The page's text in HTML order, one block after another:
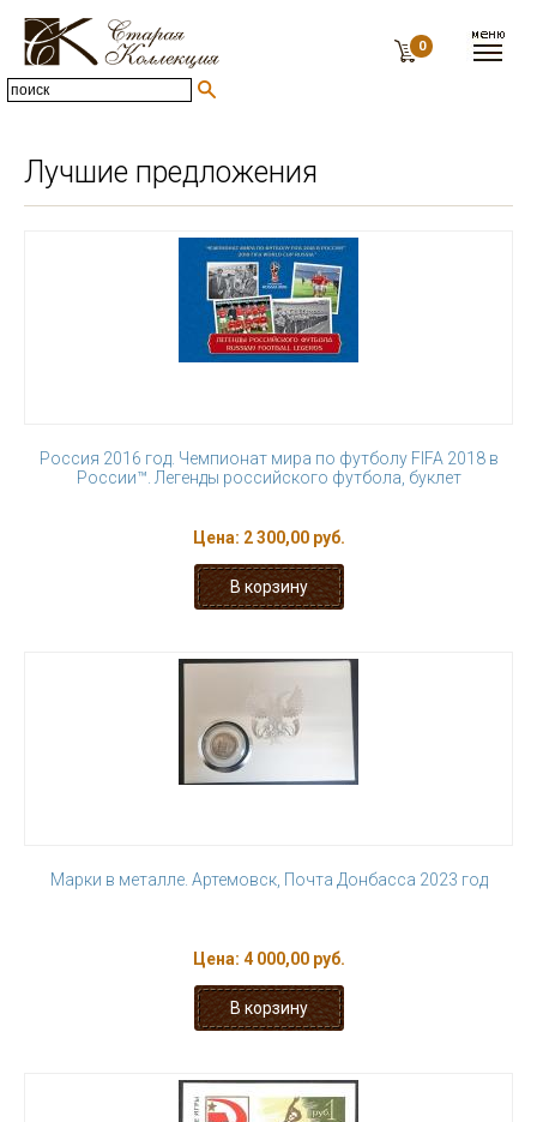
0
Лучшие предложения
Россия 2016 год. Чемпионат мира по футболу FIFA 2018 в
России™. Легенды российского футбола, буклет
Цена: 2 300,00 руб.
Марки в металле. Артемовск, Почта Донбасса 2023 год
Цена: 4 000,00 руб.